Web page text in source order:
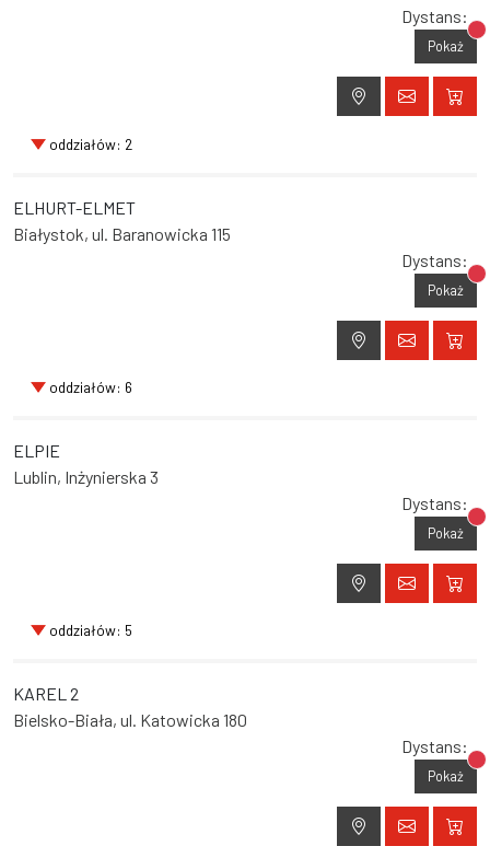
Dystans:
Pokaż
oddziałów: 2
ELHURT-ELMET
Białystok, ul. Baranowicka 115
Dystans:
Pokaż
oddziałów: 6
ELPIE
Lublin, Inżynierska 3
Dystans:
Pokaż
oddziałów: 5
KAREL 2
Bielsko-Biała, ul. Katowicka 180
Dystans:
Pokaż